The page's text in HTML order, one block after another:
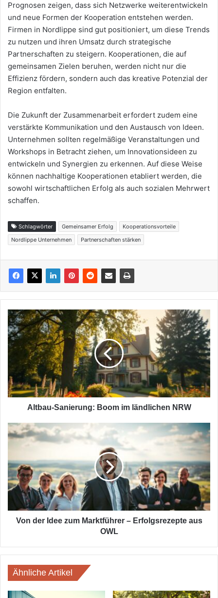
Prognosen zeigen, dass sich Netzwerke weiterentwickeln
und neue Formen der Kooperation entstehen werden.
Firmen in Nordlippe sind gut positioniert, um diese Trends
zu nutzen und ihren Umsatz durch strategische
Partnerschaften zu steigern. Kooperationen, die auf
gemeinsamen Zielen beruhen, werden nicht nur die
Effizienz fördern, sondern auch das kreative Potenzial der
Region entfalten.
Die Zukunft der Zusammenarbeit erfordert zudem eine
verstärkte Kommunikation und den Austausch von Ideen.
Unternehmen sollten regelmäßige Veranstaltungen und
Workshops in Betracht ziehen, um Innovationsideen zu
entwickeln und Synergien zu erkennen. Auf diese Weise
können nachhaltige Kooperationen etabliert werden, die
sowohl wirtschaftlichen Erfolg als auch sozialen Mehrwert
schaffen.
Schlagwörter Gemeinsamer Erfolg
Kooperationsvorteile
Nordlippe Unternehmen
Partnerschaften stärken
Altbau-
Sanierung:
Boom
im
ländlichen
NRW
Altbau-Sanierung: Boom im ländlichen NRW
Von
der
Marktführer
–
Erfolgsrezepte
OWL
Von der Idee zum Marktführer – Erfolgsrezepte aus
OWL
Ähnliche Artikel